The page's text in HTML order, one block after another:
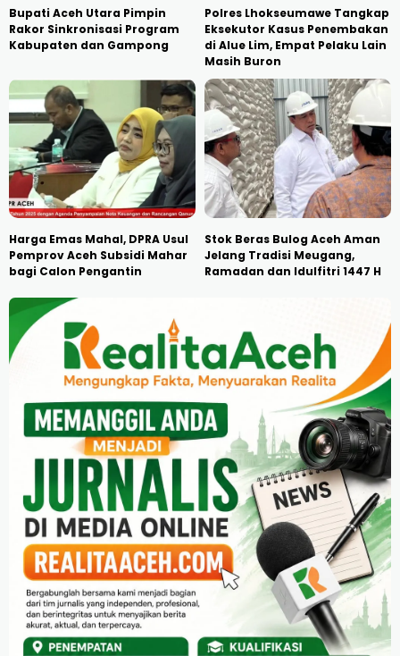
Bupati Aceh Utara Pimpin
Rakor Sinkronisasi Program
Kabupaten dan Gampong
Polres Lhokseumawe Tangkap
Eksekutor Kasus Penembakan
di Alue Lim, Empat Pelaku Lain
Masih Buron
Harga Emas Mahal, DPRA Usul
Pemprov Aceh Subsidi Mahar
bagi Calon Pengantin
Stok Beras Bulog Aceh Aman
Jelang Tradisi Meugang,
Ramadan dan Idulfitri 1447 H